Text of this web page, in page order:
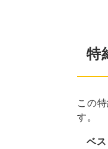
特
この
す。
ベ